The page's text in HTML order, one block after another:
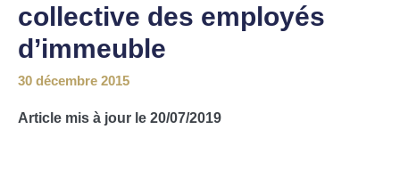
collective des employés
d’immeuble
30 décembre 2015
Article mis à jour le 20/07/2019